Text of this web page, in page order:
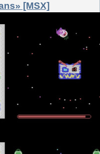
[MSX]